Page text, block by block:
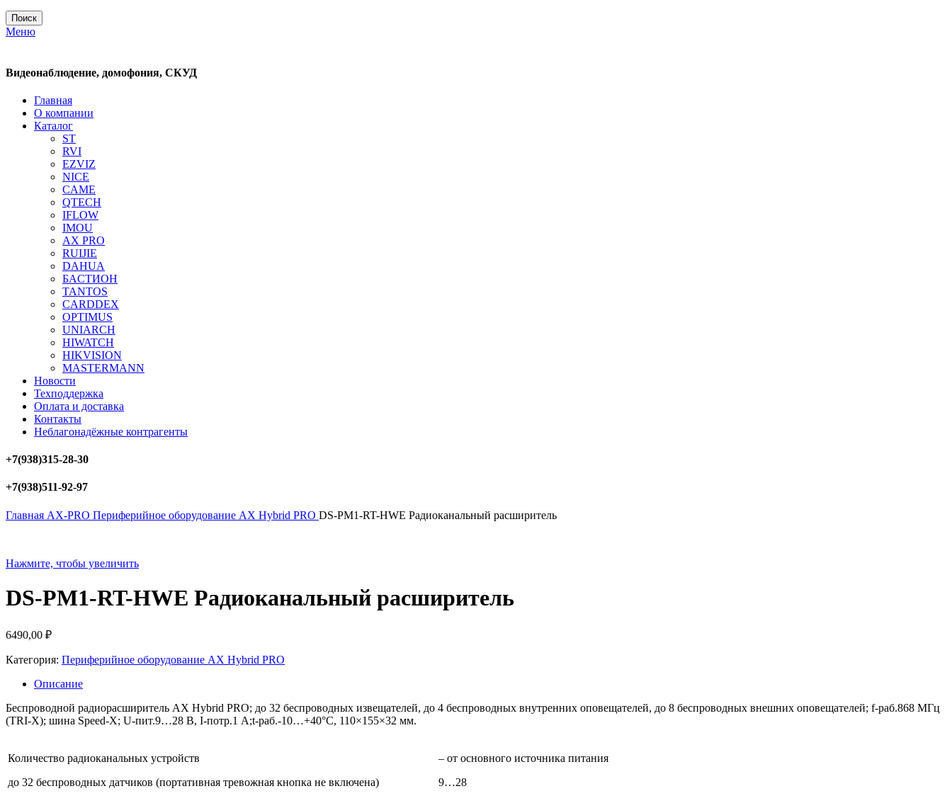
Поиск
Меню
Видеонаблюдение, домофония, СКУД
Главная
О компании
Каталог
ST
RVI
EZVIZ
NICE
CAME
QTECH
IFLOW
IMOU
AX PRO
RUIJIE
DAHUA
БAСТИОН
TANTOS
CARDDEX
OPTIMUS
UNIARCH
HIWATCH
HIKVISION
MASTERMANN
Новости
Техподдержка
Оплата и доставка
Контакты
Неблагонадёжные контрагенты
+7(938)315-28-30
+7(938)511-92-97
Главная AX-PRO Периферийное оборудование AX Hybrid PRO DS-PM1-RT-HWE Радиоканальный расширитель
Нажмите, чтобы увеличить
DS-PM1-RT-HWE Радиоканальный расширитель
6490,00 ₽
Категория: Периферийное оборудование AX Hybrid PRO
Описание
Беспроводной радиорасширитель AX Hybrid PRO; до 32 беспроводных извещателей, до 4 беспроводных внутренних оповещателей, до 8 беспроводных внешних оповещателей; f-раб.868 МГц
(TRI-X); шина Speed-X; U-пит.9…28 В, I-потр.1 А;t-раб.-10…+40°С, 110×155×32 мм.
Количество радиоканальных устройств
до 32 беспроводных датчиков (портативная тревожная кнопка не включена)
– от основного источника питания
9…28